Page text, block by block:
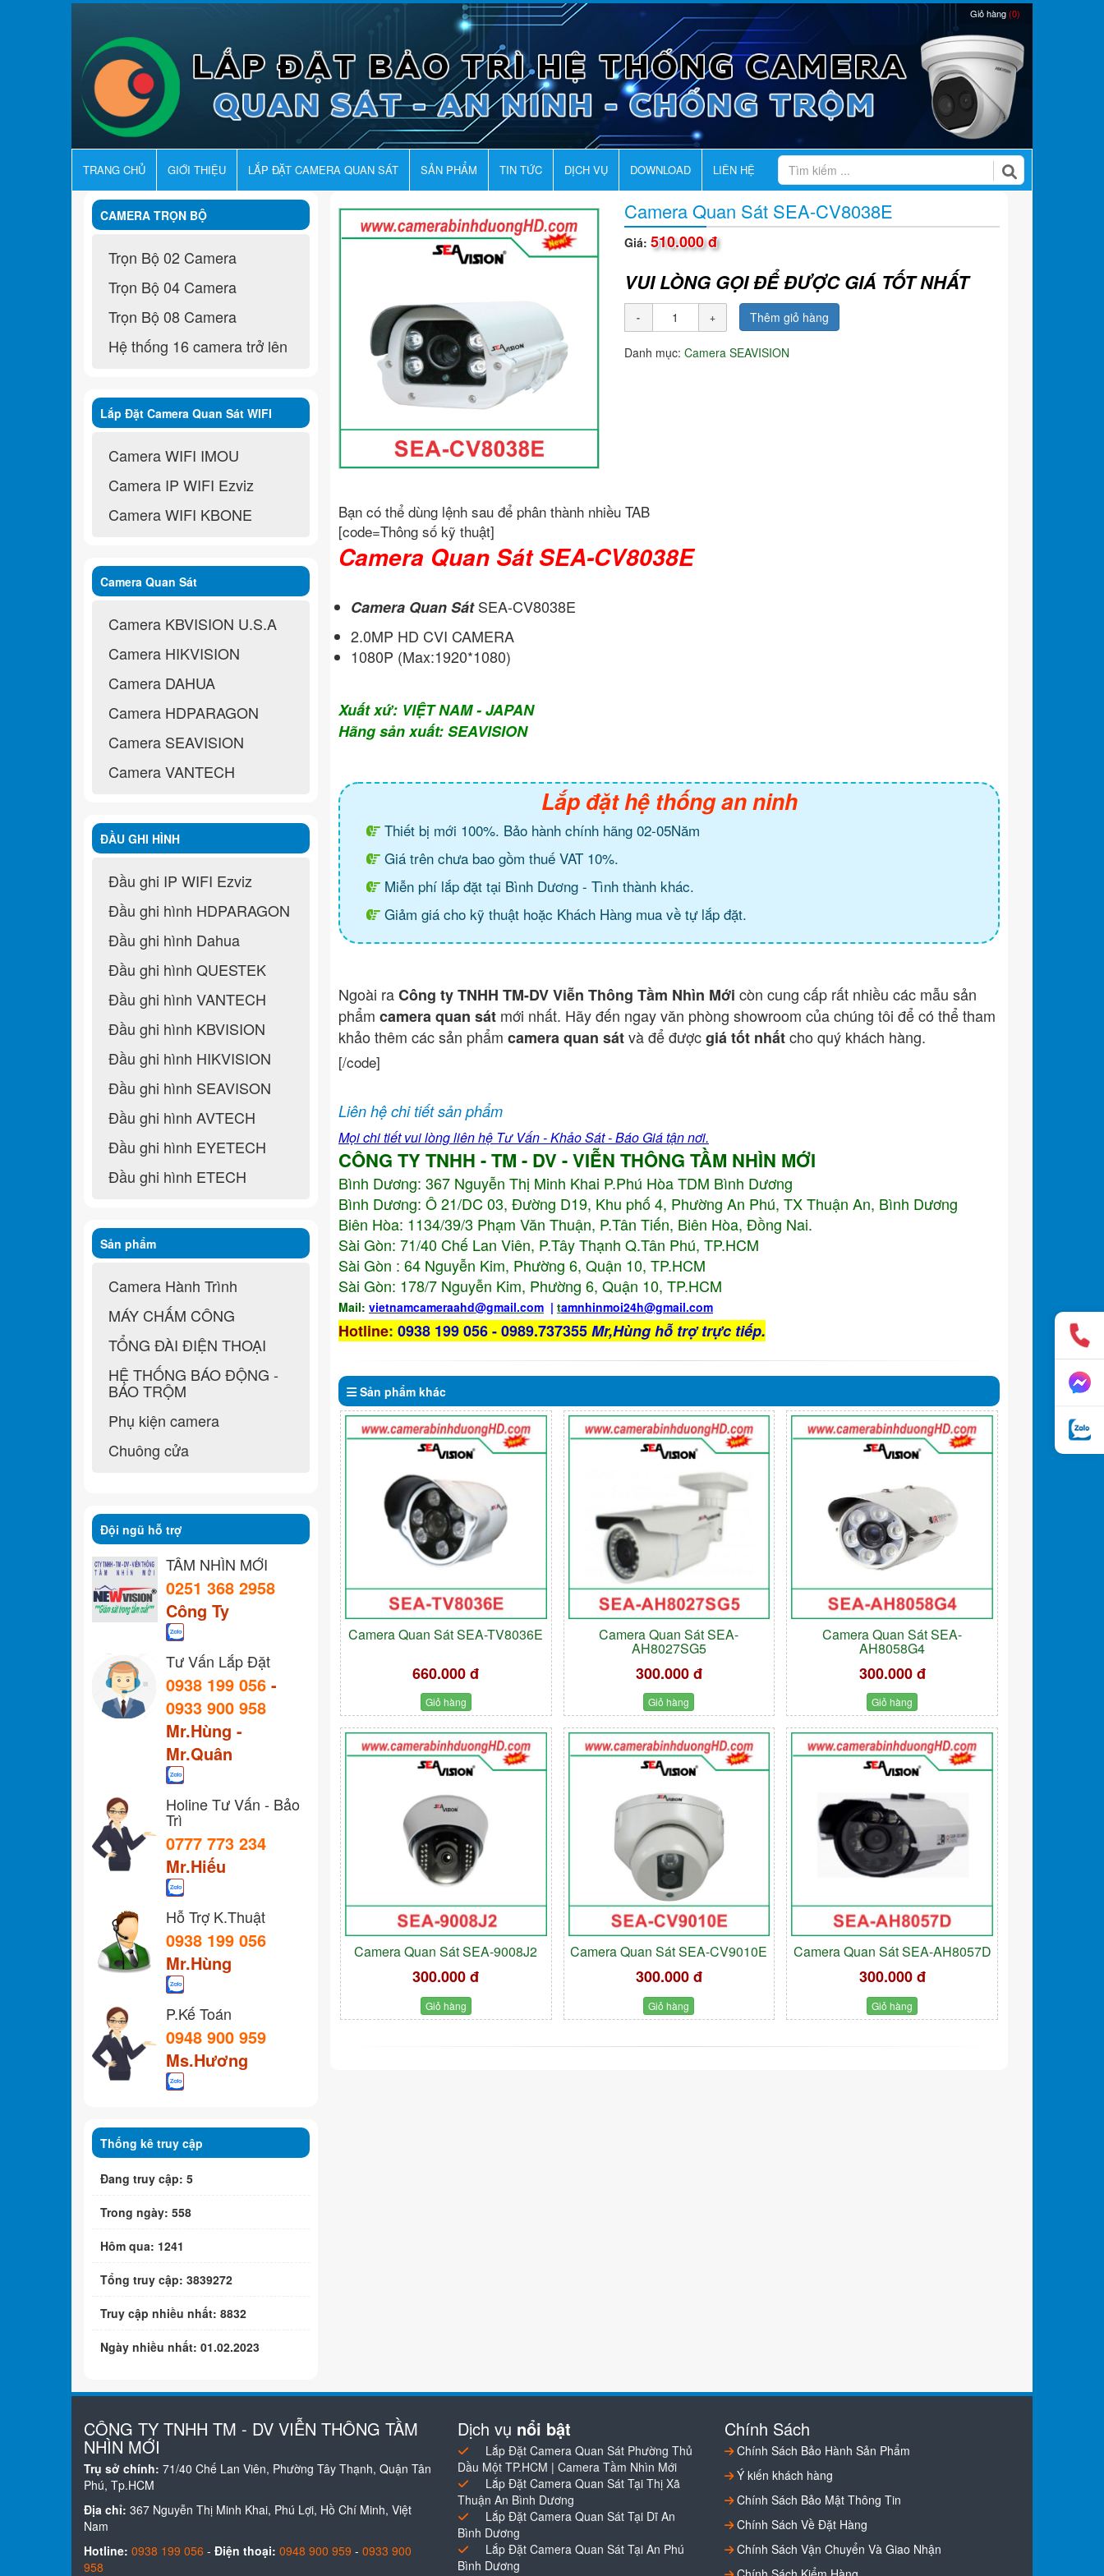
Giỏ hàng(0)
TRANG CHỦ GIỚI THIỆU LẮP ĐẶT CAMERA QUAN SÁT SẢN PHẨM TIN TỨC DỊCH VỤ DOWNLOAD LIÊN HỆ
Camera Quan Sát SEA-CV8038E
Giá: 510.000 đ
VUI LÒNG GỌI ĐỂ ĐƯỢC GIÁ TỐT NHẤT
Thêm giỏ hàng
Danh mục: Camera SEAVISION
Bạn có thể dùng lệnh sau để phân thành nhiều TAB
[code=Thông số kỹ thuật]
Camera Quan Sát SEA-CV8038E
Camera Quan SátSEA-CV8038E
2.0MP HD CVI CAMERA
1080P (Max:1920*1080)
Xuất xứ: VIỆT NAM - JAPAN
Hãng sản xuất: SEAVISION
Lắp đặt hệ thống an ninh
Thiết bị mới 100%. Bảo hành chính hãng 02-05Năm
Giá trên chưa bao gồm thuế VAT 10%.
Miễn phí lắp đặt tại Bình Dương - Tình thành khác.
Giảm giá cho kỹ thuật hoặc Khách Hàng mua về tự lắp đặt.
Ngoài raCông ty TNHH TM-DV Viễn Thông Tầm Nhìn Mới còn cung cấp rất nhiều các mẫu sản
phẩm camera quan sát mới nhất. Hãy đến ngay văn phòng showroom của chúng tôi để có thể tham
khảo thêm các sản phẩm camera quan sátvà để đượcgiá tốt nhấtcho quý khách hàng.
[/code]
Liên hệ chi tiết sản phẩm
Mọi chi tiết vui lòng liên hệ Tư Vấn - Khảo Sát - Báo Giá tận nơi.
CÔNG TY TNHH - TM - DV - VIỄN THÔNG TẦM NHÌN MỚI
Bình Dương: 367 Nguyễn Thị Minh Khai P.Phú Hòa TDM Bình Dương
Bình Dương: Ô 21/DC 03, Đường D19, Khu phố 4, Phường An Phú, TX Thuận An, Bình Dương
Biên Hòa: 1134/39/3 Phạm Văn Thuận, P.Tân Tiến, Biên Hòa, Đồng Nai.
Sài Gòn: 71/40 Chế Lan Viên, P.Tây Thạnh Q.Tân Phú, TP.HCM
Sài Gòn : 64 Nguyễn Kim, Phường 6, Quận 10, TP.HCM
Sài Gòn: 178/7 Nguyễn Kim, Phường 6, Quận 10, TP.HCM
Mail: vietnamcameraahd@gmail.com | tamnhinmoi24h@gmail.com
Hotline: 0938 199 056 - 0989.737355Mr,Hùng hỗ trợ trực tiếp.
Sản phẩm khác
Camera Quan Sát SEA-TV8036E
660.000 đ
Giỏ hàng
Camera Quan Sát SEA-
AH8027SG5
300.000 đ
Giỏ hàng
Camera Quan Sát SEA-
AH8058G4
300.000 đ
Giỏ hàng
Camera Quan Sát SEA-9008J2
300.000 đ
Giỏ hàng
Camera Quan Sát SEA-CV9010E
300.000 đ
Giỏ hàng
Camera Quan Sát SEA-AH8057D
300.000 đ
Giỏ hàng
CAMERA TRỌN BỘ
Trọn Bộ 02 Camera
Trọn Bộ 04 Camera
Trọn Bộ 08 Camera
Hệ thống 16 camera trở lên
Lắp Đặt Camera Quan Sát WIFI
Không Dây
Camera WIFI IMOU
Camera IP WIFI Ezviz
Camera WIFI KBONE
Camera Quan Sát
Camera KBVISION U.S.A
Camera HIKVISION
Camera DAHUA
Camera HDPARAGON
Camera SEAVISION
Camera VANTECH
ĐẦU GHI HÌNH
Đầu ghi IP WIFI Ezviz
Đầu ghi hình HDPARAGON
Đầu ghi hình Dahua
Đầu ghi hình QUESTEK
Đầu ghi hình VANTECH
Đầu ghi hình KBVISION
Đầu ghi hình HIKVISION
Đầu ghi hình SEAVISON
Đầu ghi hình AVTECH
Đầu ghi hình EYETECH
Đầu ghi hình ETECH
Sản phẩm
Camera Hành Trình
MÁY CHẤM CÔNG
TỔNG ĐÀI ĐIỆN THOẠI
HỆ THỐNG BÁO ĐỘNG -
BÁO TRỘM
Phụ kiện camera
Chuông cửa
Đội ngũ hỗ trợ
TẦM NHÌN MỚI
0251 368 2958
Công Ty
Tư Vấn Lắp Đặt
0938 199 056 -
0933 900 958
Mr.Hùng -
Mr.Quân
Holine Tư Vấn - Bảo
Trì
0777 773 234
Mr.Hiếu
Hỗ Trợ K.Thuật
0938 199 056
Mr.Hùng
P.Kế Toán
0948 900 959
Ms.Hương
Thống kê truy cập
Đang truy cập: 5
Trong ngày: 558
Hôm qua: 1241
Tổng truy cập: 3839272
Truy cập nhiều nhất: 8832
Ngày nhiều nhất: 01.02.2023
CÔNG TY TNHH TM - DV VIỄN THÔNG TẦM
NHÌN MỚI
Trụ sở chính: 71/40 Chế Lan Viên, Phường Tây Thạnh, Quận Tân
Phú, Tp.HCM
Địa chỉ: 367 Nguyễn Thị Minh Khai, Phú Lợi, Hồ Chí Minh, Việt
Nam
Hotline: 0938 199 056 - Điện thoại: 0948 900 959 - 0933 900
958
Dịch vụ nổi bật
Lắp Đặt Camera Quan Sát Phường Thủ
Dầu Một TP.HCM | Camera Tầm Nhìn Mới
Lắp Đặt Camera Quan Sát Tại Thị Xã
Thuận An Bình Dương
Lắp Đặt Camera Quan Sát Tại Dĩ An
Bình Dương
Lắp Đặt Camera Quan Sát Tại An Phú
Bình Dương
Chính Sách
Chính Sách Bảo Hành Sản Phẩm
Ý kiến khách hàng
Chính Sách Bảo Mật Thông Tin
Chính Sách Về Đặt Hàng
Chính Sách Vận Chuyển Và Giao Nhận